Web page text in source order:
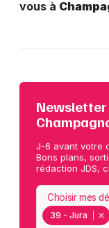
vous à
Newsletter
J-6 avant votre
Bons plans,
rédaction JDS,
39 - Jura
Choisir mes